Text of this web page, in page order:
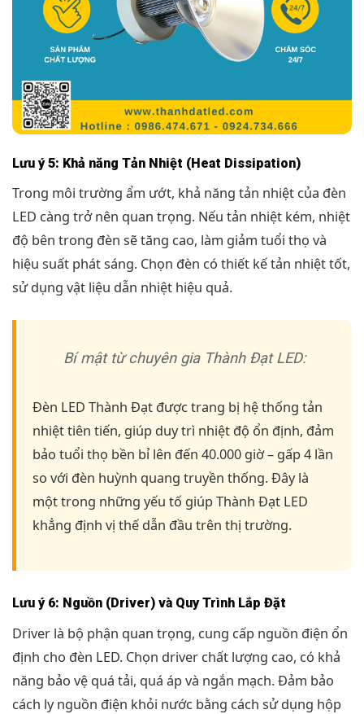
Lưu ý 5: Khả năng Tản Nhiệt (Heat Dissipation)
Trong môi trường ẩm ướt, khả năng tản nhiệt của đèn
LED càng trở nên quan trọng. Nếu tản nhiệt kém, nhiệt
độ bên trong đèn sẽ tăng cao, làm giảm tuổi thọ và
hiệu suất phát sáng. Chọn đèn có thiết kế tản nhiệt tốt,
sử dụng vật liệu dẫn nhiệt hiệu quả.
Bí mật từ chuyên gia Thành Đạt LED:
Đèn LED Thành Đạt được trang bị hệ thống tản
nhiệt tiên tiến, giúp duy trì nhiệt độ ổn định, đảm
bảo tuổi thọ bền bỉ lên đến 40.000 giờ – gấp 4 lần
so với đèn huỳnh quang truyền thống. Đây là
một trong những yếu tố giúp Thành Đạt LED
khẳng định vị thế dẫn đầu trên thị trường.
Lưu ý 6: Nguồn (Driver) và Quy Trình Lắp Đặt
Driver là bộ phận quan trọng, cung cấp nguồn điện ổn
định cho đèn LED. Chọn driver chất lượng cao, có khả
năng bảo vệ quá tải, quá áp và ngắn mạch. Đảm bảo
cách ly nguồn điện khỏi nước bằng cách sử dụng hộp